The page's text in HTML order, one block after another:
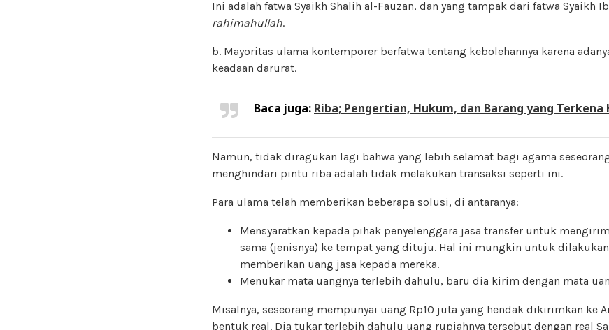
Ini adalah fatwa Syaikh Shalih al-Fauzan, dan yang tampak dari fatwa Syaikh
rahimahullah.
b. Mayoritas ulama kontemporer berfatwa tentang kebolehannya karena
keadaan darurat.
Baca juga: Riba; Pengertian, Hukum, dan Barang yang Terkena
Namun, tidak diragukan lagi bahwa yang lebih selamat bagi agama
menghindari pintu riba adalah tidak melakukan transaksi seperti ini.
Para ulama telah memberikan beberapa solusi, di antaranya:
Mensyaratkan kepada pihak penyelenggara jasa transfer untuk
sama (jenisnya) ke tempat yang dituju. Hal ini mungkin untuk dilakukan
memberikan uang jasa kepada mereka.
Menukar mata uangnya terlebih dahulu, baru dia kirim dengan mata
Misalnya, seseorang mempunyai uang Rp10 juta yang hendak dikirimkan ke
bentuk real. Dia tukar terlebih dahulu uang rupiahnya tersebut dengan real